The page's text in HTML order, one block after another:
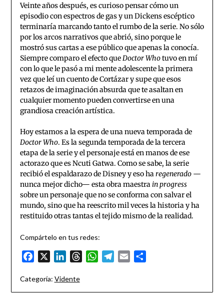
Veinte años después, es curioso pensar cómo un
episodio con espectros de gas y un Dickens escéptico
terminaría marcando tanto el rumbo de la serie. No sólo
por los arcos narrativos que abrió, sino porque le
mostró sus cartas a ese público que apenas la conocía.
Siempre comparo el efecto queDoctor Whotuvo en mí
con lo que le pasó a mi mente adolescente la primera
vez que leí un cuento de Cortázar y supe que esos
retazos de imaginación absurda que te asaltan en
cualquier momento pueden convertirse en una
grandiosa creación artística.
Hoy estamos a la espera de una nueva temporada de
Doctor Who. Es la segunda temporada de la tercera
etapa de la serie y el personaje está en manos de ese
actorazo que es Ncuti Gatwa. Como se sabe, la serie
recibió el espaldarazo de Disney y eso haregenerado —
nunca mejor dicho— esta obra maestrain progress
sobre un personaje que no se conforma con salvar el
mundo, sino que ha reescrito mil veces la historia y ha
restituido otras tantas el tejido mismo de la realidad.
Compártelo en tus redes:
Facebook LinkedInThreadsWhatsAppTelegram
Email
Categoría: Vidente